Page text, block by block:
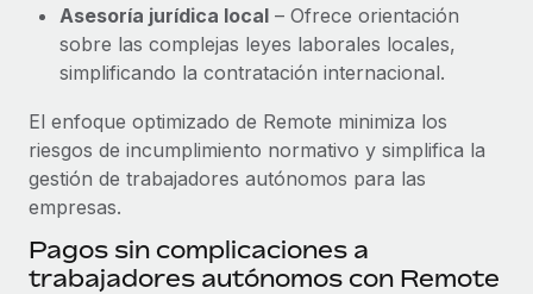
Pento se convierte en un empleador equitativo
con Remote
Gestionar las nóminas internamente es complicado. Tardas
semanas en hacerlo manualmente y, al mes...
Más información
Asesoría jurídica local – Ofrece orientación
sobre las complejas leyes laborales locales,
simplificando la contratación internacional.
El enfoque optimizado de Remote minimiza los
riesgos de incumplimiento normativo y simplifica la
gestión de trabajadores autónomos para las
empresas.
Pagos sin complicaciones a
trabajadores autónomos con Remote